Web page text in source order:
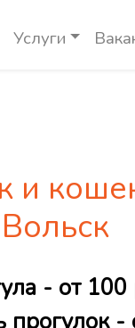
Услуги
и
Вольск
- от 100